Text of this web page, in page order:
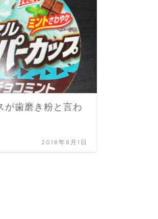
が歯磨き粉と言わ
2018年8月1日